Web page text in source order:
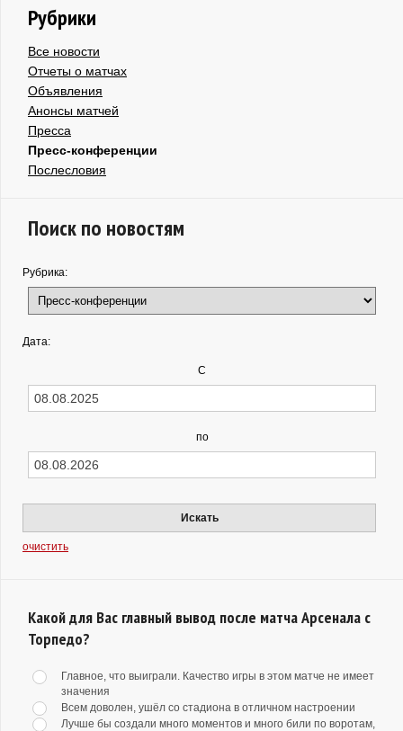
Рубрики
Все новости
Отчеты о матчах
Объявления
Анонсы матчей
Пресса
Пресс-конференции
Послесловия
Поиск по новостям
Рубрика:
Дата:
С
по
Искать
очистить
Какой для Вас главный вывод после матча Арсенала с
Торпедо?
Главное, что выиграли. Качество игры в этом матче не имеет
значения
Всем доволен, ушёл со стадиона в отличном настроении
Лучше бы создали много моментов и много били по воротам,